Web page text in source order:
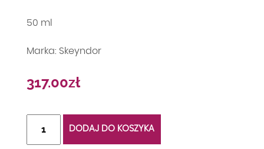
50 ml
Marka: Skeyndor
317.00zł
AQUATHERM
DODAJ DO KOSZYKA